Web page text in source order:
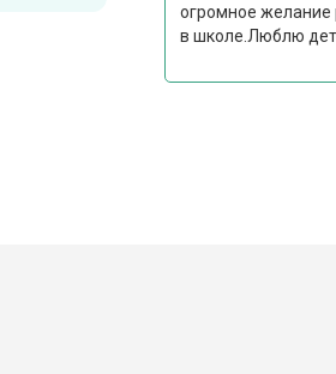
огромное желание
в школе.Люблю